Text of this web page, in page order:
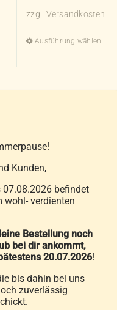
zzgl. Versandkosten
Ausführung wählen
Produkt
Die
Optionen
können
auf
Produktseite
gewählt
Kunden,
befindet
wohl- verdienten
Bestellung noch
bei dir ankommt,
20.07.2026!
bis dahin bei uns
zuverlässig